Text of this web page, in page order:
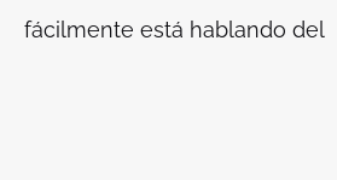
fácilmente está hablando del